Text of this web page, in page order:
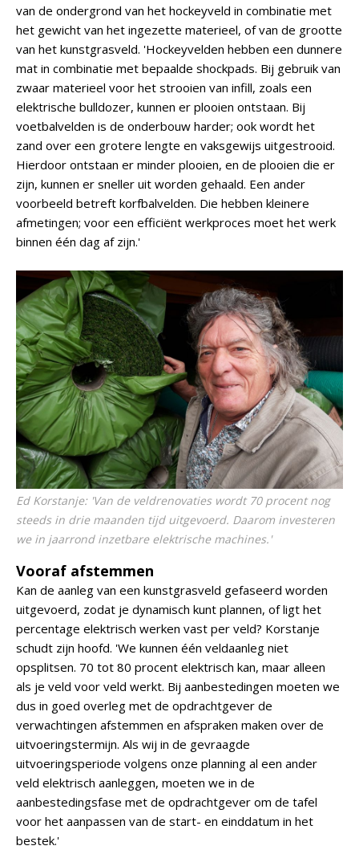
van de ondergrond van het hockeyveld in combinatie met
het gewicht van het ingezette materieel, of van de grootte
van het kunstgrasveld. 'Hockeyvelden hebben een dunnere
mat in combinatie met bepaalde shockpads. Bij gebruik van
zwaar materieel voor het strooien van infill, zoals een
elektrische bulldozer, kunnen er plooien ontstaan. Bij
voetbalvelden is de onderbouw harder; ook wordt het
zand over een grotere lengte en vaksgewijs uitgestrooid.
Hierdoor ontstaan er minder plooien, en de plooien die er
zijn, kunnen er sneller uit worden gehaald. Een ander
voorbeeld betreft korfbalvelden. Die hebben kleinere
afmetingen; voor een efficiënt werkproces moet het werk
binnen één dag af zijn.'
Ed Korstanje: 'Van de veldrenovaties wordt 70 procent nog
steeds in drie maanden tijd uitgevoerd. Daarom investeren
we in jaarrond inzetbare elektrische machines.'
Vooraf afstemmen
Kan de aanleg van een kunstgrasveld gefaseerd worden
uitgevoerd, zodat je dynamisch kunt plannen, of ligt het
percentage elektrisch werken vast per veld? Korstanje
schudt zijn hoofd. 'We kunnen één veldaanleg niet
opsplitsen. 70 tot 80 procent elektrisch kan, maar alleen
als je veld voor veld werkt. Bij aanbestedingen moeten we
dus in goed overleg met de opdrachtgever de
verwachtingen afstemmen en afspraken maken over de
uitvoeringstermijn. Als wij in de gevraagde
uitvoeringsperiode volgens onze planning al een ander
veld elektrisch aanleggen, moeten we in de
aanbestedingsfase met de opdrachtgever om de tafel
voor het aanpassen van de start- en einddatum in het
bestek.'